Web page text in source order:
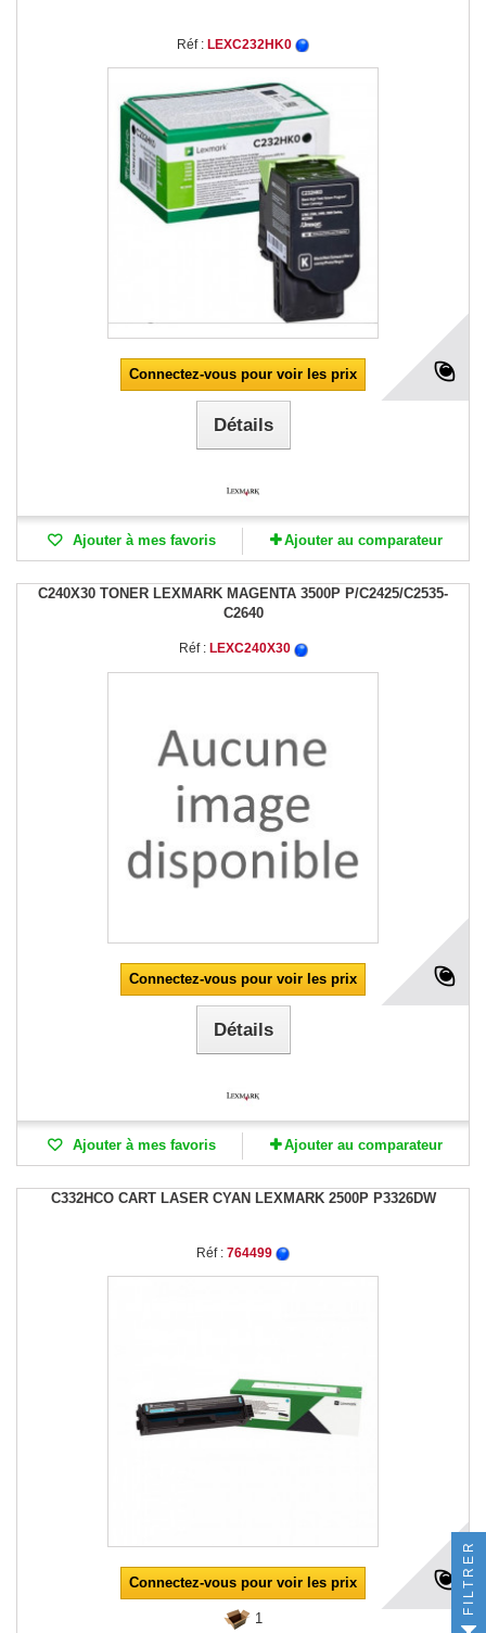
Réf : LEXC232HK0
Connectez-vous pour voir les prix
Détails
Ajouter à mes favoris Ajouter au comparateur
C240X30 TONER LEXMARK MAGENTA 3500P P/C2425/C2535-
C2640
Réf : LEXC240X30
Connectez-vous pour voir les prix
Détails
Ajouter à mes favoris Ajouter au comparateur
C332HCO CART LASER CYAN LEXMARK 2500P P3326DW
Réf : 764499
Connectez-vous pour voir les prix
1
FILTRER